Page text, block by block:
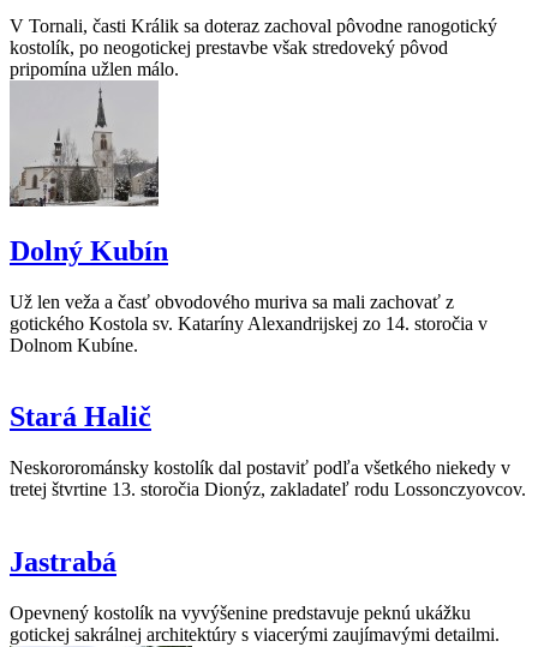
V Tornali, časti Králik sa doteraz zachoval pôvodne ranogotický
kostolík, po neogotickej prestavbe však stredoveký pôvod
pripomína užlen málo.
Dolný Kubín
Už len veža a časť obvodového muriva sa mali zachovať z
gotického Kostola sv. Kataríny Alexandrijskej zo 14. storočia v
Dolnom Kubíne.
Stará Halič
Neskororománsky kostolík dal postaviť podľa všetkého niekedy v
tretej štvrtine 13. storočia Dionýz, zakladateľ rodu Lossonczyovcov.
Jastrabá
Opevnený kostolík na vyvýšenine predstavuje peknú ukážku
gotickej sakrálnej architektúry s viacerými zaujímavými detailmi.